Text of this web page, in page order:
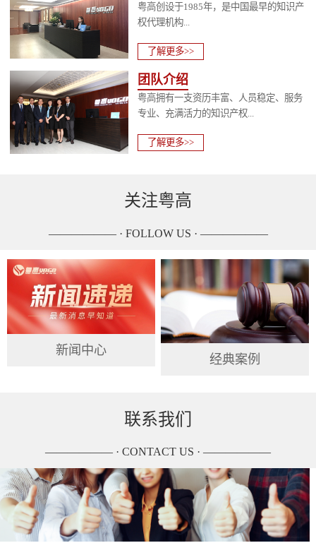
粤高创设于1985年，是中国最早的知识产
权代理机构...
了解更多>>
团队介绍
粤高拥有一支资历丰富、人员稳定、服务
专业、充满活力的知识产权...
了解更多>>
关注粤高
—————— · FOLLOW US · ——————
新闻中心
经典案例
联系我们
—————— · CONTACT US · ——————